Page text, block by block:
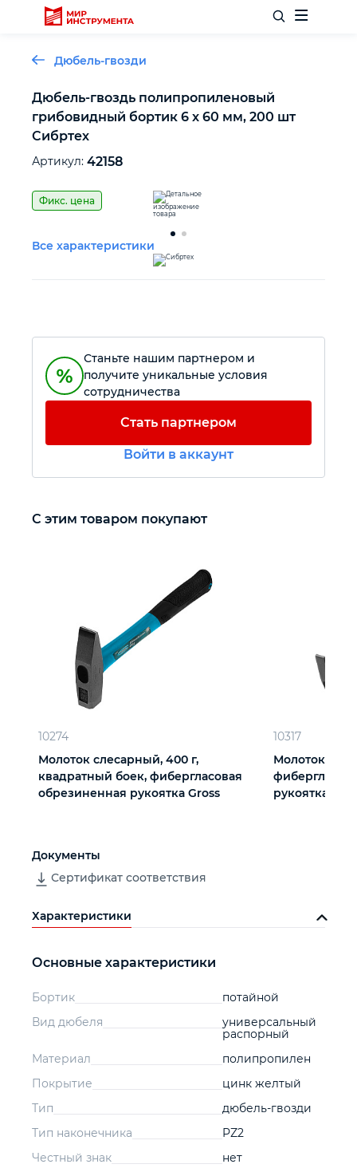
Отделочный инструмент
Слесарный инструмент
Столярный инструмент
Садовый инвентарь
Автомобильный инструмент
Крепежный инструмент
Прочий инструмент
Дюбель-гвозди
Дюбель-гвоздь полипропиленовый
грибовидный бортик 6 x 60 мм, 200 шт
Сибртех
Артикул: 42158
Фикс. цена
Все характеристики
Станьте нашим партнером и
получите уникальные условия
сотрудничества
Стать партнером
Войти в аккаунт
С этим товаром покупают
10274
Молоток слесарный, 400 г,
квадратный боек, фибергласовая
обрезиненная рукоятка Gross
10317
Молоток
рукоятка
Документы
Сертификат соответствия
Характеристики
Основные характеристики
Бортик
потайной
Вид дюбеля
универсальный
распорный
Материал
полипропилен
Покрытие
цинк желтый
Тип
дюбель-гвозди
Тип наконечника
PZ2
Честный знак
нет